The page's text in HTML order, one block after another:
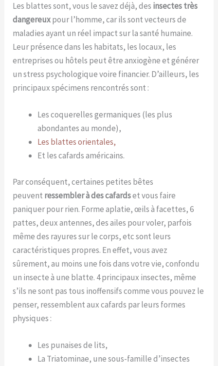
Les blattes sont, vous le savez déjà, des insectes très
dangereuxpour l’homme, car ils sont vecteurs de
maladies ayant un réel impact sur la santé humaine.
Leur présence dans les habitats, les locaux, les
entreprises ou hôtels peut être anxiogène et générer
un stress psychologique voire financier. D’ailleurs, les
principaux spécimens rencontrés sont :
Les coquerelles germaniques (les plus
abondantes au monde),
Les blattes orientales,
Et les cafards américains.
Par conséquent, certaines petites bêtes
peuvent ressembler à des cafardset vous faire
paniquer pour rien. Forme aplatie, œils à facettes, 6
pattes, deux antennes, des ailes pour voler, parfois
même des rayures sur le corps, etc sont leurs
caractéristiques propres. En effet, vous avez
sûrement, au moins une fois dans votre vie, confondu
un insecte à une blatte. 4 principaux insectes, même
s’ils ne sont pas tous inoffensifs comme vous pouvez le
penser, ressemblent aux cafards par leurs formes
physiques :
Les punaises de lits,
La Triatominae, une sous-famille d’insectes